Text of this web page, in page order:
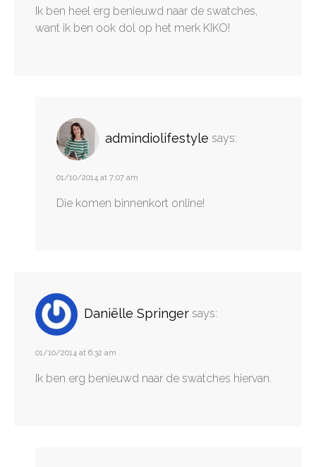
Ik ben heel erg benieuwd naar de swatches,
want ik ben ook dol op het merk KIKO!
admindiolifestyle says:
01/10/2014 at 7:07 am
Die komen binnenkort online!
Daniëlle Springer says:
01/10/2014 at 6:32 am
Ik ben erg benieuwd naar de swatches hiervan.